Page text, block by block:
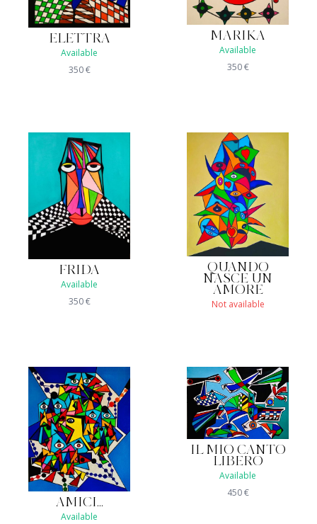
ELETTRA
Available
350€
MARIKA
Available
350€
FRIDA
Available
350€
QUANDO
NASCE UN
AMORE
Not available
AMICI...
Available
IL MIO CANTO
LIBERO
Available
450€